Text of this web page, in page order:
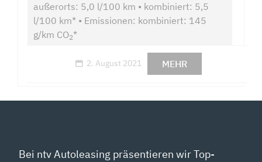
außerorts: 5,0 l/100 km • kombiniert: 5,5
l/100 km* • Emissionen: kombiniert: 145
g/km CO2*
2. August 2021 MEHR
Bei ntv Autoleasing präsentieren wir Top-